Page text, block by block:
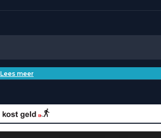
Lees meer